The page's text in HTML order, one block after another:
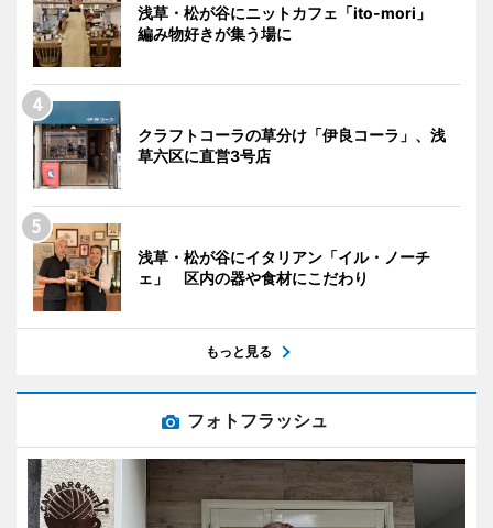
浅草・松が谷にニットカフェ「ito-mori」
編み物好きが集う場に
クラフトコーラの草分け「伊良コーラ」、浅
草六区に直営3号店
浅草・松が谷にイタリアン「イル・ノーチ
ェ」 区内の器や食材にこだわり
もっと見る
フォトフラッシュ